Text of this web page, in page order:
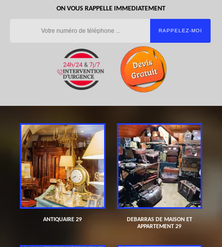
ON VOUS RAPPELLE IMMEDIATEMENT
ANTIQUAIRE 29
DEBARRAS DE MAISON ET
APPARTEMENT 29